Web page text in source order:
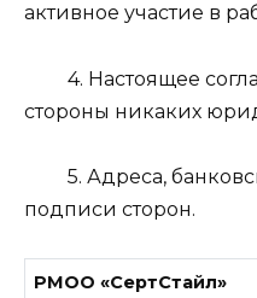
активное участие в
4. Настоящее
стороны никаких
5. Адреса,
подписи сторон.
РМОО «СертСтайл»